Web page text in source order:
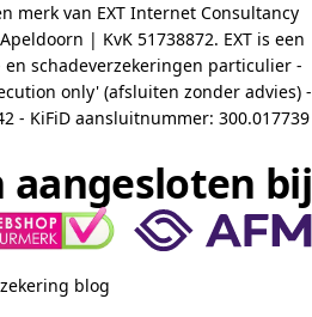
merk van EXT Internet Consultancy
| KvK 51738872. EXT is een
schadeverzekeringen particulier -
only' (afsluiten zonder advies) -
- KiFiD aansluitnummer: 300.017739
aangesloten bij
blog